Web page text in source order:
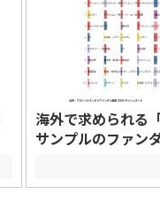
海外で求められる
サンプルのファン